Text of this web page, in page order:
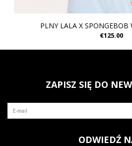
PLNY LALA X SPONGEBOB
€125.00
ZAPISZ SIĘ DO
ODWIEDŹ